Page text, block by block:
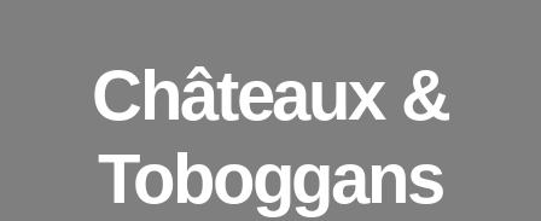
Châteaux &
Toboggans